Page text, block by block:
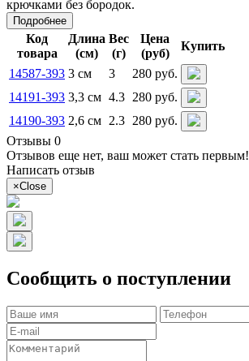
крючками без бородок.
Подробнее
Код
товара
Длина
(см)
Вес
(г)
Цена
(руб)
Купить
14587-393 3 см 3
280 руб.
14191-393 3,3 см 4.3 280 руб.
14190-393 2,6 см 2.3 280 руб.
Отзывы 0
Отзывов еще нет, ваш может стать первым!
Написать отзыв
×Close
Сообщить о поступлении